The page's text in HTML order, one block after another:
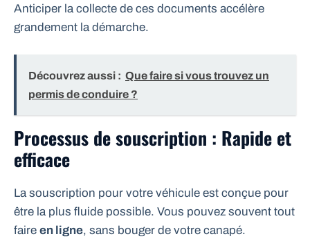
Anticiper la collecte de ces documents accélère
grandement la démarche.
Découvrez aussi : Que faire si vous trouvez un
permis de conduire ?
Processus de souscription : Rapide et
efficace
La souscription pour votre véhicule est conçue pour
être la plus fluide possible. Vous pouvez souvent tout
faire en ligne, sans bouger de votre canapé.